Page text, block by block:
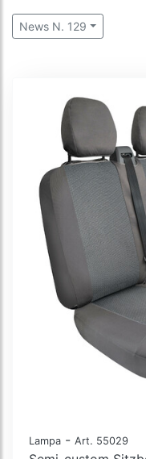
News N. 129
Lampa - Art. 55029